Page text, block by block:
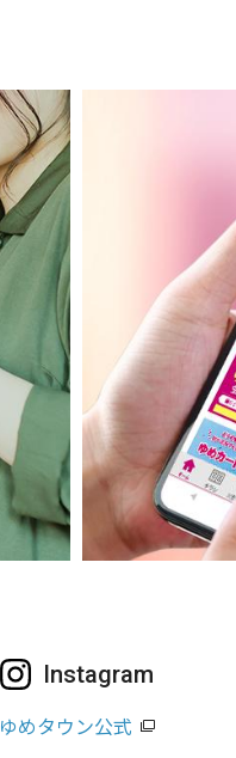
Instagram
ゆめタウン公式